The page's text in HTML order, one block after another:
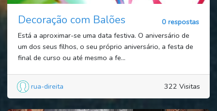
Decoração com Balões
0 respostas
Está a aproximar-se uma data festiva. O aniversário de
um dos seus filhos, o seu próprio aniversário, a festa de
final de curso ou até mesmo a fe...
rua-direita 322 Visitas